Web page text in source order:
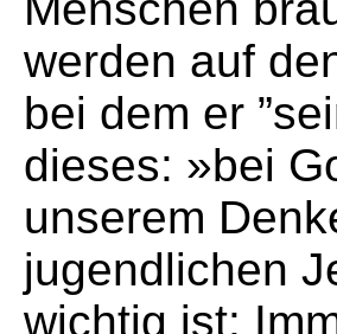
werden auf
bei dem er
dieses: »bei
unserem
jugendlichen
wichtig ist: